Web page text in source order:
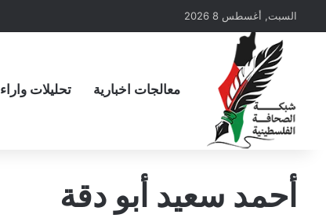
السبت, أغسطس 8 2026
معالجات اخبارية تحليلات واراء
أحمد سعيد أبو دقة